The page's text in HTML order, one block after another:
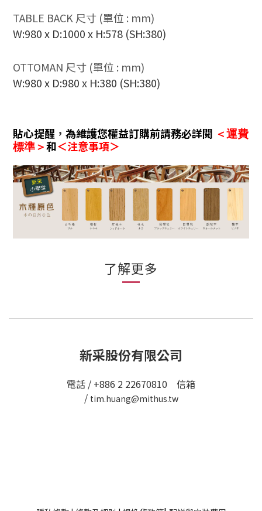
TABLE BACK 尺寸 (單位 : mm)
W:980 x D:1000 x H:578 (SH:380)
OTTOMAN 尺寸 (單位 : mm)
W:980 x D:980 x H:380 (SH:380)
貼心提醒 ， 為維護您權益訂購前請務必詳閱 ＜運費
標準＞和＜注意事項＞
了解更多
新采股份有限公司
電話 / +886 2 22670810 信箱
/ tim.huang@mithus.tw